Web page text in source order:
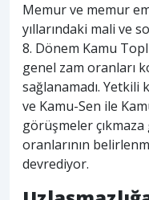
Memur ve memur
yıllarındaki mali ve
8. Dönem Kamu
genel zam oranları
sağlanamadı.
ve Kamu-Sen ile
görüşmeler
oranlarının
devrediyor.